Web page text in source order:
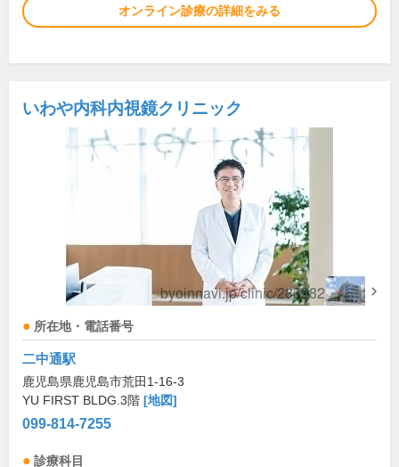
オンライン診療の詳細をみる
いわや内科内視鏡クリニック
所在地・電話番号
二中通駅
鹿児島県鹿児島市荒田1-16-3
YU FIRST BLDG.3階 [地図]
099-814-7255
診療科目